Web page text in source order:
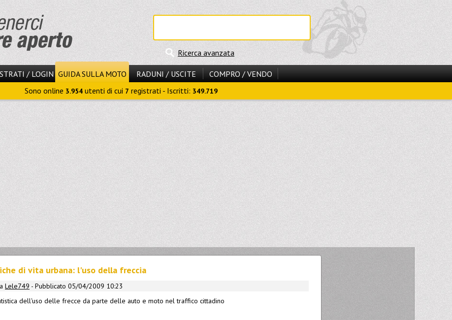
Ricerca avanzata
/ LOGIN GUIDA SULLA MOTO RADUNI / USCITE
COMPRO / VENDO
Sono online 3.954 utenti di cui 7 registrati - Iscritti: 349.719
di vita urbana: l'uso della freccia
Lele749 - Pubblicato 05/04/2009 10:23
dell'uso delle frecce da parte delle auto e moto nel traffico cittadino